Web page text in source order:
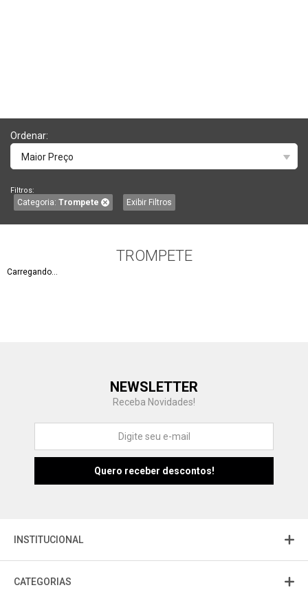
Ordenar:
Maior Preço
Filtros:
Categoria: Trompete Exibir Filtros
TROMPETE
Carregando...
NEWSLETTER
Receba Novidades!
INSTITUCIONAL
CATEGORIAS
Fu Fujisom